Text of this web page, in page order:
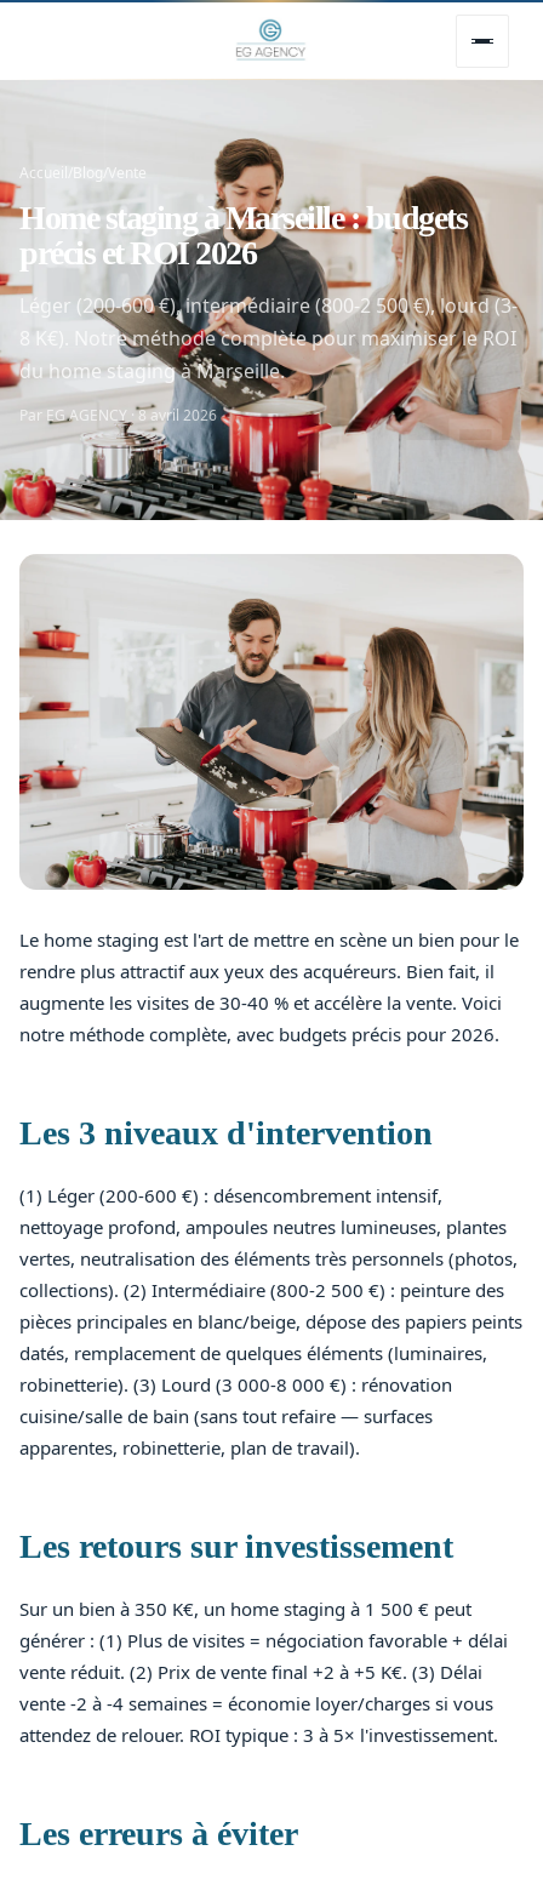
Accueil/Blog/Vente
Home staging à Marseille : budgets
précis et ROI 2026
Léger (200-600 €), intermédiaire (800-2 500 €), lourd (3-
8 K€). Notre méthode complète pour maximiser le ROI
du home staging à Marseille.
Par EG AGENCY · 8 avril 2026
Le home staging est l'art de mettre en scène un bien pour le
rendre plus attractif aux yeux des acquéreurs. Bien fait, il
augmente les visites de 30-40 % et accélère la vente. Voici
notre méthode complète, avec budgets précis pour 2026.
Les 3 niveaux d'intervention
(1) Léger (200-600 €) : désencombrement intensif,
nettoyage profond, ampoules neutres lumineuses, plantes
vertes, neutralisation des éléments très personnels (photos,
collections). (2) Intermédiaire (800-2 500 €) : peinture des
pièces principales en blanc/beige, dépose des papiers peints
datés, remplacement de quelques éléments (luminaires,
robinetterie). (3) Lourd (3 000-8 000 €) : rénovation
cuisine/salle de bain (sans tout refaire — surfaces
apparentes, robinetterie, plan de travail).
Les retours sur investissement
Sur un bien à 350 K€, un home staging à 1 500 € peut
générer : (1) Plus de visites = négociation favorable + délai
vente réduit. (2) Prix de vente final +2 à +5 K€. (3) Délai
vente -2 à -4 semaines = économie loyer/charges si vous
attendez de relouer. ROI typique : 3 à 5× l'investissement.
Les erreurs à éviter